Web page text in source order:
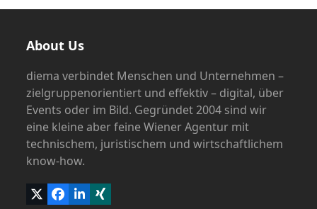
About Us
diema verbindet Menschen und Unternehmen –
zielgruppenorientiert und effektiv – digital, über
Events oder im Bild. Gegründet 2004 sind wir
eine kleine aber feine Wiener Agentur mit
technischem, juristischem und wirtschaftlichem
know-how.
TwitterFacebook
LinkedIn
Xing